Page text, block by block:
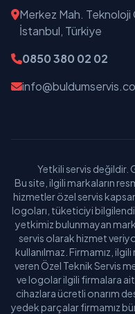
Merkez Mah. Teknoloji
İstanbul, Türkiye
0850 380 02 02
Yetkili servis değildir.
Bu site, ilgili markaların
hizmetler özel servis
logoları, tüketiciyi
yetkimiz bulunmayan
servis olarak hizmet
kullanılmaz. Firmamız,
veren Özel Teknik Servis
ve logolar ilgili firmalara
cihazlara ücretli onarım
yedek parçalar firmamız